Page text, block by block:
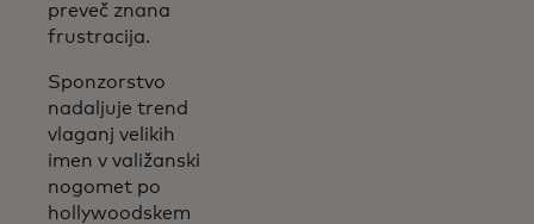
preveč znana
frustracija.
Sponzorstvo
nadaljuje trend
vlaganj velikih
imen v valižanski
nogomet po
hollywoodskem